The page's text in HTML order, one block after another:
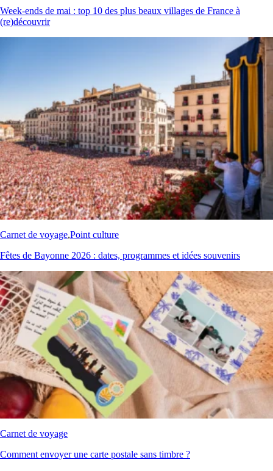
Week‑ends de mai : top 10 des plus beaux villages de France à
(re)découvrir
Carnet de voyage,Point culture
Fêtes de Bayonne 2026 : dates, programmes et idées souvenirs
Carnet de voyage
Comment envoyer une carte postale sans timbre ?